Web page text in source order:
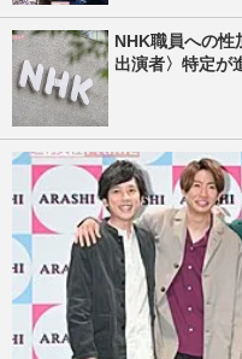
NHK職員への性
出演者〉特定が